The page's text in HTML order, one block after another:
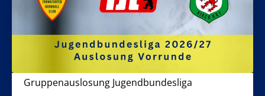
Gruppenauslosung Jugendbundesliga